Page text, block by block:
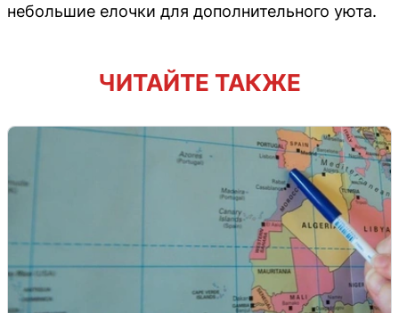
небольшие елочки для дополнительного уюта.
ЧИТАЙТЕ ТАКЖЕ